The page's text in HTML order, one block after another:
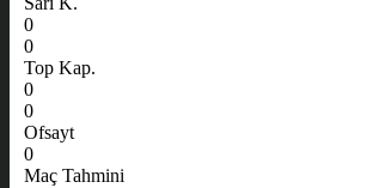
0
0
Top Kap.
0
0
Ofsayt
0
Maç Tahmini